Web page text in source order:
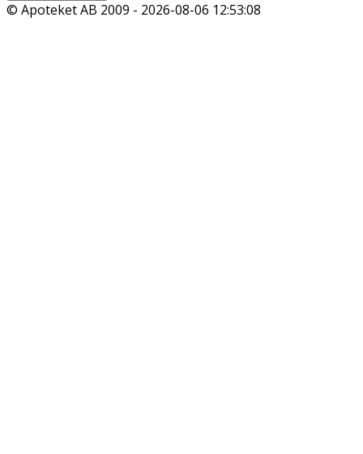
© Apoteket AB 2009 - 2026-08-06 12:53:08